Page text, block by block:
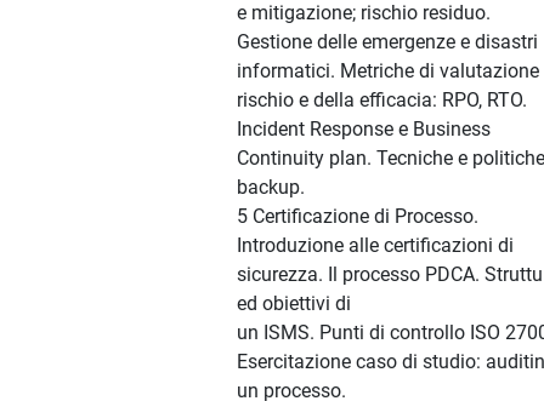
e mitigazione; rischio residuo.
Gestione delle emergenze e disastri
informatici. Metriche di valutazione
rischio e della efficacia: RPO, RTO.
Incident Response e Business
Continuity plan. Tecniche e
backup.
5 Certificazione di Processo.
Introduzione alle certificazioni di
sicurezza. Il processo PDCA.
ed obiettivi di
un ISMS. Punti di controllo ISO
Esercitazione caso di studio:
un processo.